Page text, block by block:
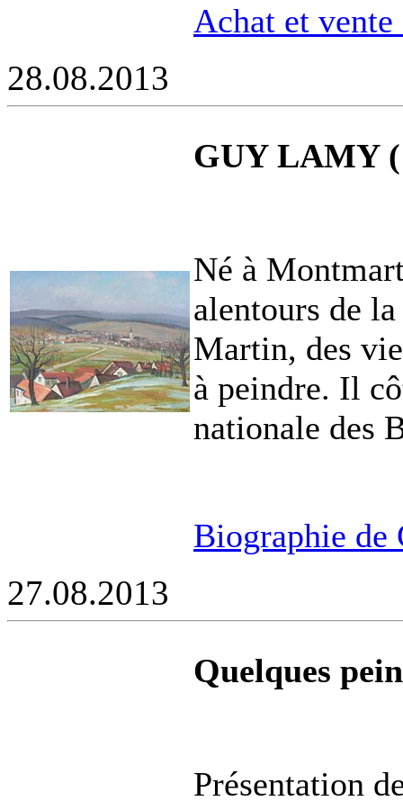
Achat et vente
28.08.2013
GUY LAMY
Né à
alentours de
Martin, des
à peindre. Il
nationale des
Biographie de
27.08.2013
Quelques
Présentation